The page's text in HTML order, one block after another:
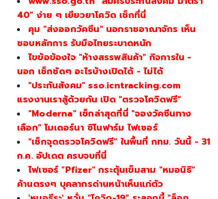
40" ง่าย ๆ เยียวยาโควิด เช็กที่นี่
คุม "ส่งออกวัคซีน" นอกราชอาณาจักร เห็น
ชอบหลักการ รับมือไทยระบาดหนัก
ไขข้อข้องใจ "ห้างสรรพสินค้า" กิจการใน -
นอก เช็กชัดๆ อะไรบ้างเปิดได้ - ไม่ได้
"ประกันสังคม" sso.icntracking.com
แรงงานเราสู้ด้วยกัน เปิด "ตรวจโควิดฟรี"
"Moderna" เช็กล่าสุดที่นี่ "จองวัคซีนทาง
เลือก" โมเดอร์นา ซิโนฟาร์ม ไฟเซอร์
"เช็กจุดตรวจโควิดฟรี" ในพื้นที่ กทม. วันนี้ - 31
ก.ค. อัปเดต ครบจบที่นี่
ไฟเซอร์ "Pfizer" กระตุ้นเข็มสาม "หมอนิธิ"
ค้านตรงๆ บุคลากรด่านหน้าเห็นแก่ตัว